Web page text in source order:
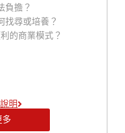
負擔？
找尋或培養？
的商業模式？
明
多